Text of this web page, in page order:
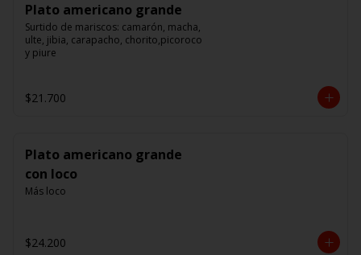
Plato americano grande
Surtido de mariscos: camarón, macha,
ulte, jibia, carapacho, chorito,picoroco
y piure
$21.700
Plato americano grande
con loco
Más loco
$24.200